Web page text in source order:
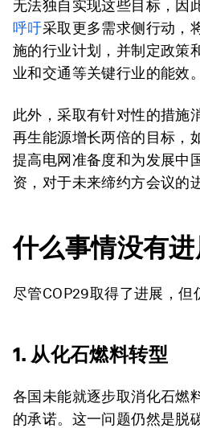
无法独自实现这些目标，因
呼吁采取更多需求侧行动，
施的行业计划，并制定政策
业和交通等关键行业的能效。
此外，采取有针对性的措施
再生能源增长两倍的目标，
提高电网准备度和为发展中
资，对于未来缔约方会议的
什么事情没有进
尽管COP29取得了进展，但
1. 从化石燃料转型
各国未能就逐步取消化石燃
的承诺。这一问题仍然是脱